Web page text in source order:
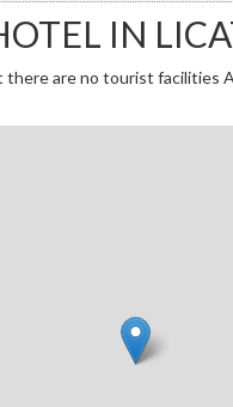
IN
there are no tourist facilities